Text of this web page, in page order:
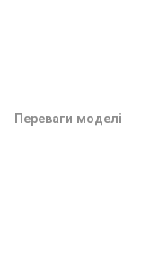
Переваги моделі